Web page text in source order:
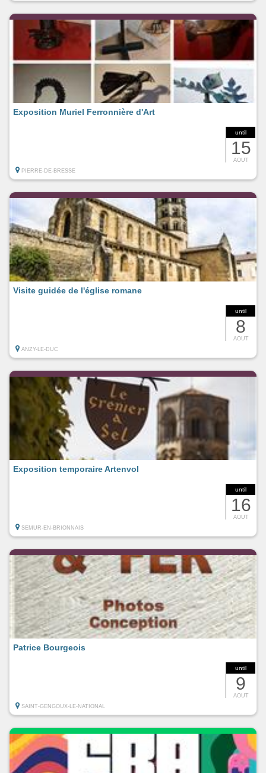
until
15
AOUT
Exposition Muriel Ferronnière d'Art
PIERRE-DE-BRESSE
until
8
AOUT
Visite guidée de l'église romane
ANZY-LE-DUC
until
16
AOUT
Exposition temporaire Artenvol
SEMUR-EN-BRIONNAIS
until
9
AOUT
Patrice Bourgeois
SAINT-GENGOUX-LE-NATIONAL